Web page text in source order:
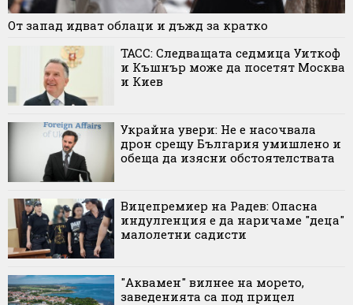
От запад идват облаци и дъжд за кратко
ТАСС: Следващата седмица Уиткоф
и Къшнър може да посетят Москва
и Киев
Украйна увери: Не е насочвала
дрон срещу България умишлено и
обеща да изясни обстоятелствата
Вицепремиер на Радев: Опасна
индулгенция е да наричаме "деца"
малолетни садисти
"Аквамен" вилнее на морето,
заведенията са под прицел